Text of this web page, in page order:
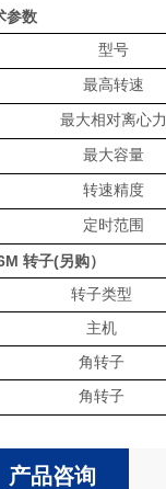
参数
型号
最高转速
最大相对离心力
最大容量
转速精度
定时范围
转子(另购）
转子类型
主机
角转子
角转子
产品咨询